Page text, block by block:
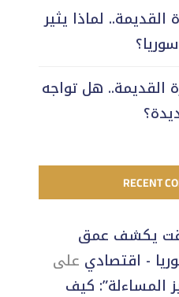
القديمة.. لماذا يثير
القديمة.. هل تواجه
RECENT
يكشف عمق
- اقتصادي على
المساءلة”: كيف